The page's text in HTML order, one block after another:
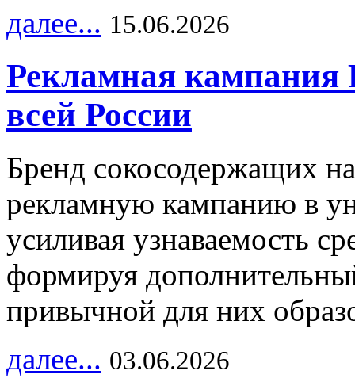
далее... 15.06.2026
Рекламная
всей России
Бренд сокосодержащих
рекламную кампанию в
усиливая узнаваемость
формируя
привычной для них
далее... 03.06.2026